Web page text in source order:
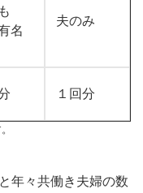
名
夫のみ
１回分
年々共働き夫婦の数